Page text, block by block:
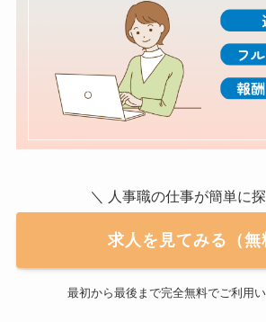
＼ 人事職の仕事が簡単に
求人を見てみる（無
最初から最後まで完全無料でご利用い